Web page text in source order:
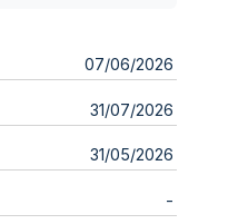
07/06/2026
31/07/2026
31/05/2026
-